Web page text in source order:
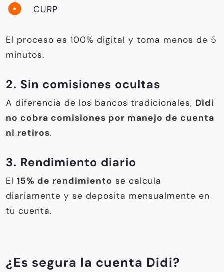
CURP
El proceso es 100% digital y toma menos de 5
minutos.
2. Sin comisiones ocultas
A diferencia de los bancos tradicionales, Didi
no cobra comisiones por manejo de cuenta
ni retiros.
3. Rendimiento diario
El 15% de rendimiento se calcula
diariamente y se deposita mensualmente en
tu cuenta.
¿Es segura la cuenta Didi?